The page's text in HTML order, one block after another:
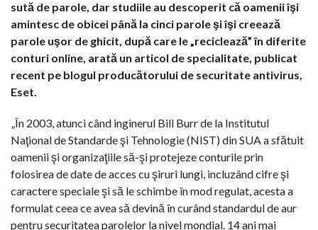
sută de parole, dar studiile au descoperit că oamenii îşi
amintesc de obicei până la cinci parole şi îşi creează
parole uşor de ghicit, după care le „reciclează” în diferite
conturi online, arată un articol de specialitate, publicat
recent pe blogul producătorului de securitate antivirus,
Eset.
„În 2003, atunci când inginerul Bill Burr de la Institutul
Naţional de Standarde şi Tehnologie (NIST) din SUA a sfătuit
oamenii şi organizaţiile să-şi protejeze conturile prin
folosirea de date de acces cu şiruri lungi, incluzând cifre şi
caractere speciale şi să le schimbe în mod regulat, acesta a
formulat ceea ce avea să devină în curând standardul de aur
pentru securitatea parolelor la nivel mondial. 14 ani mai